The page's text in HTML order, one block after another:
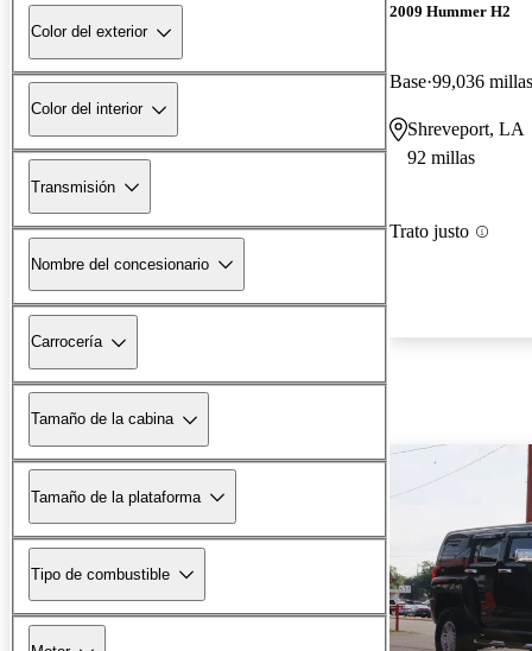
Color del exterior
Color del interior
Transmisión
Nombre del concesionario
Carrocería
Tamaño de la cabina
Tamaño de la plataforma
Tipo de combustible
2009 Hummer H2
Base 99,036 millas
Shreveport, LA
92 millas
Trato justo